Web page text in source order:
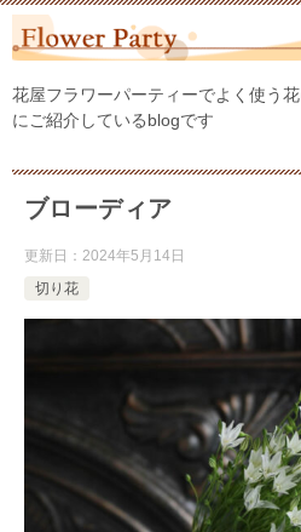
花屋フラワーパーティーでよく使う
にご紹介しているblogです
ブローディア
更新日： 2024年5月14日
切り花